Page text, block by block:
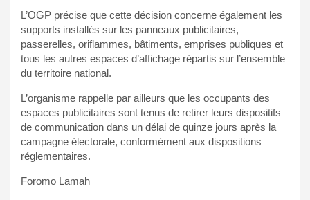
L’OGP précise que cette décision concerne également les
supports installés sur les panneaux publicitaires,
passerelles, oriflammes, bâtiments, emprises publiques et
tous les autres espaces d’affichage répartis sur l’ensemble
du territoire national.
L’organisme rappelle par ailleurs que les occupants des
espaces publicitaires sont tenus de retirer leurs dispositifs
de communication dans un délai de quinze jours après la
campagne électorale, conformément aux dispositions
réglementaires.
Foromo Lamah